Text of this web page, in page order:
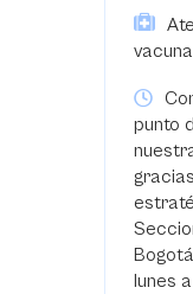
punto
lunes